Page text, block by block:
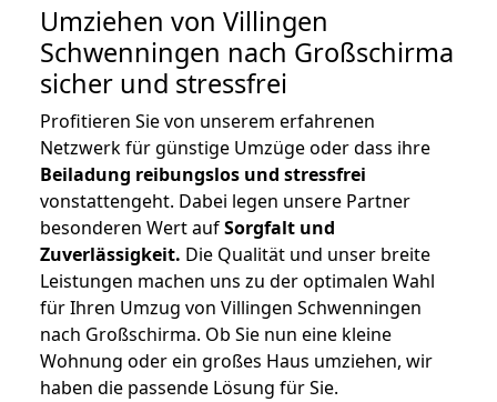
Umziehen von Villingen
Schwenningen nach Großschirma
sicher und stressfrei
Profitieren Sie von unserem erfahrenen
Netzwerk für günstige Umzüge oder dass ihre
Beiladung reibungslos und stressfrei
vonstattengeht. Dabei legen unsere Partner
besonderen Wert aufSorgfalt und
Zuverlässigkeit. Die Qualität und unser breite
Leistungen machen uns zu der optimalen Wahl
für Ihren Umzug von Villingen Schwenningen
nach Großschirma. Ob Sie nun eine kleine
Wohnung oder ein großes Haus umziehen, wir
haben die passende Lösung für Sie.